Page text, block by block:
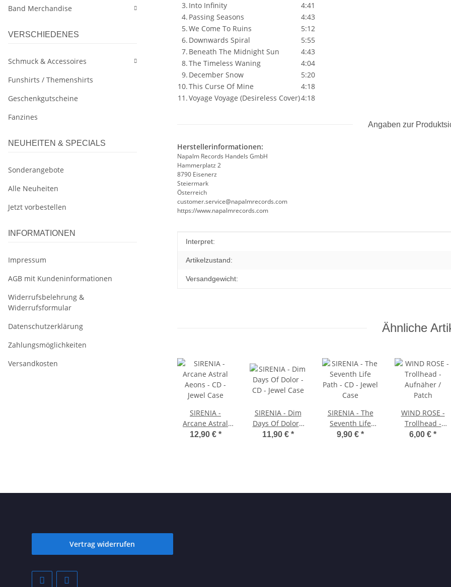
3. Into Infinity
4:41
4. Passing Seasons
4:43
5.We Come To Ruins
5:12
6. Downwards Spiral
5:55
7. Beneath The Midnight Sun
4:43
8.The Timeless Waning
4:04
9. December Snow
5:20
10.This Curse Of Mine
4:18
11.Voyage Voyage (Desireless Cover)4:18
Angaben zur
Herstellerinformationen:
Napalm Records Handels GmbH
Hammerplatz 2
8790 Eisenerz
Steiermark
Österreich
customer.service@napalmrecords.com
https://www.napalmrecords.com
Produkteigenschaft
Wert
Interpret:
Artikelzustand:
Versandgewicht:
Ähnliche
SIRENIA -
Arcane Astral
Aeons - CD -
12,90 € *
SIRENIA - Dim
Days Of Dolor -
CD - Jewel Case
11,90 € *
SIRENIA - The
Seventh Life
Path - CD - Jewel
9,90 € *
WIND ROSE -
Trollhead -
Aufnäher /
6,00 € *
Band Merchandise
VERSCHIEDENES
Schmuck & Accessoires
Funshirts / Themenshirts
Geschenkgutscheine
Fanzines
NEUHEITEN & SPECIALS
Sonderangebote
Alle Neuheiten
Jetzt vorbestellen
INFORMATIONEN
Impressum
AGB mit Kundeninformationen
Widerrufsbelehrung &
Widerrufsformular
Datenschutzerklärung
Zahlungsmöglichkeiten
Versandkosten
Vertrag widerrufen